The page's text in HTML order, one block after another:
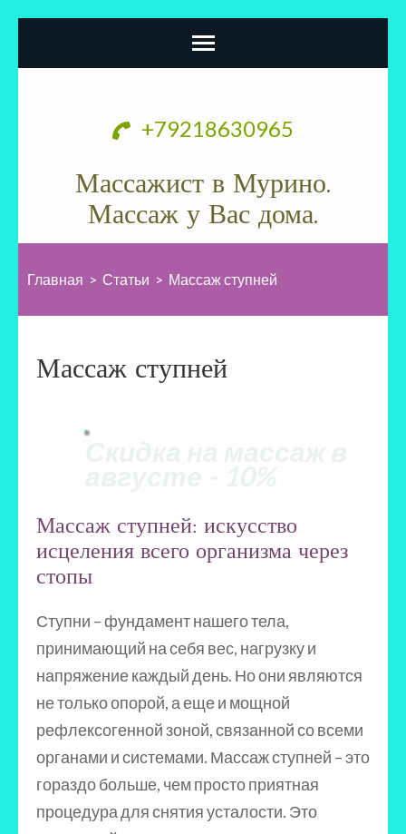
содержимому
+79218630965
Массажист в Мурино.
Массаж у Вас дома.
Главная > Статьи > Массаж ступней
Массаж ступней
Массаж ступней: искусство
исцеления всего организма через
стопы
Ступни – фундамент нашего тела,
принимающий на себя вес, нагрузку и
напряжение каждый день. Но они являются
не только опорой, а еще и мощной
рефлексогенной зоной, связанной со всеми
органами и системами. Массаж ступней – это
гораздо больше, чем просто приятная
процедура для снятия усталости. Это